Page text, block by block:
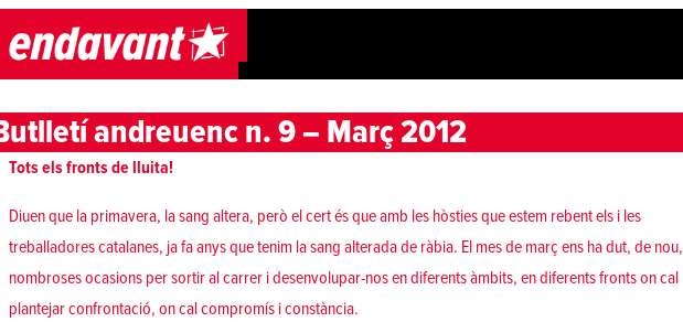
Skip to content
andreuenc n. 9 – Març 2012
Tots els fronts de lluita!
Diuen que la primavera, la sang altera, però el cert és que amb les hòsties que estem rebent els i les
treballadores catalanes, ja fa anys que tenim la sang alterada de ràbia. El mes de març ens ha dut, de nou,
nombroses ocasions per sortir al carrer i desenvolupar-nos en diferents àmbits, en diferents fronts on cal
plantejar confrontació, on cal compromís i constància.